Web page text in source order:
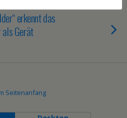
erkennt das
Gerät
Seitenanfang